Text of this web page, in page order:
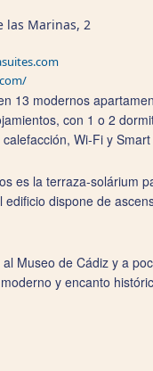
las Marinas, 2
13 modernos
con 1 o 2
Wi‑Fi y Smart
es la terraza-solárium
dispone de
Museo de Cádiz y a
y encanto